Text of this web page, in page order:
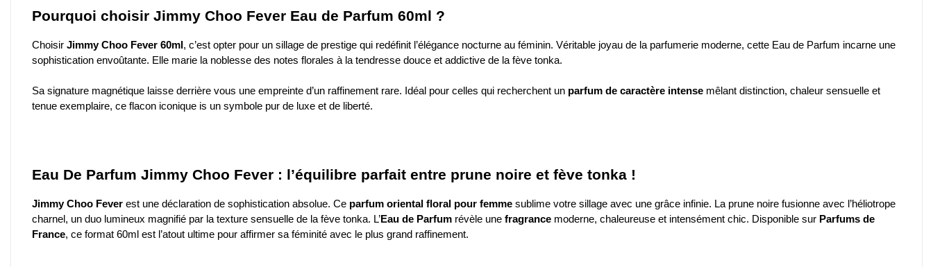
Pourquoi choisir Jimmy Choo Fever Eau de Parfum 60ml ?
Choisir Jimmy Choo Fever 60ml, c’est opter pour un sillage de prestige qui redéfinit l’élégance nocturne au féminin. Véritable joyau de la parfumerie moderne, cette Eau de Parfum incarne une
sophistication envoûtante. Elle marie la noblesse des notes florales à la tendresse douce et addictive de la fève tonka.
Sa signature magnétique laisse derrière vous une empreinte d’un raffinement rare. Idéal pour celles qui recherchent un parfum de caractère intense mêlant distinction, chaleur sensuelle et
tenue exemplaire, ce flacon iconique is un symbole pur de luxe et de liberté.
Eau De Parfum Jimmy Choo Fever : l’équilibre parfait entre prune noire et fève tonka !
Jimmy Choo Fever est une déclaration de sophistication absolue. Ce parfum oriental floral pour femme sublime votre sillage avec une grâce infinie. La prune noire fusionne avec l’héliotrope
charnel, un duo lumineux magnifié par la texture sensuelle de la fève tonka. L’Eau de Parfum révèle une fragrance moderne, chaleureuse et intensément chic. Disponible sur Parfums de
France, ce format 60ml est l’atout ultime pour affirmer sa féminité avec le plus grand raffinement.